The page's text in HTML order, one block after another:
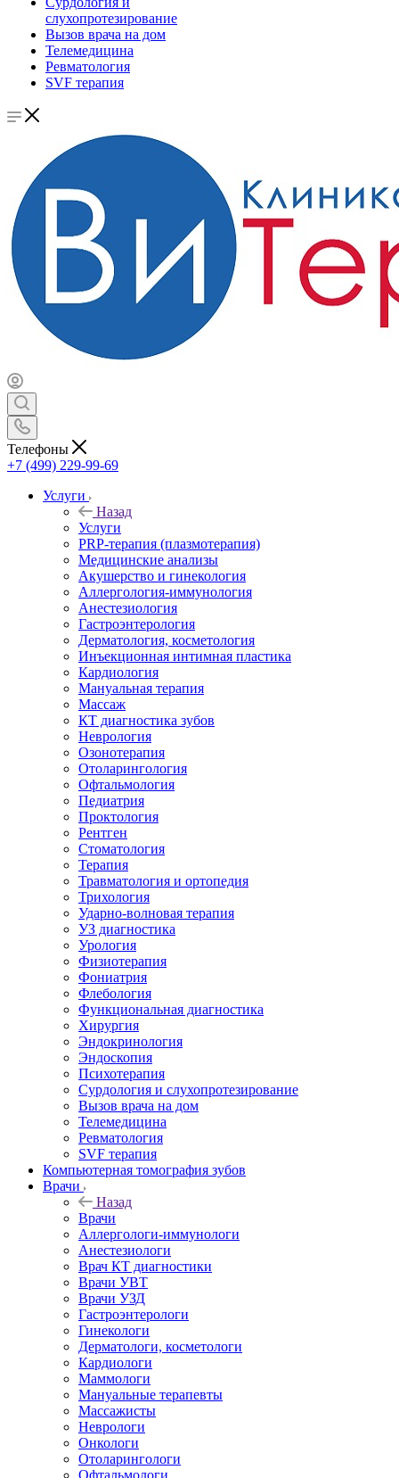
слухопротезирование
Вызов врача на дом
Телемедицина
Ревматология
SVF терапия
Телефоны
+7 (499) 229-99-69
Услуги
Назад
Услуги
PRP-терапия (плазмотерапия)
Медицинские анализы
Акушерство и гинекология
Аллергология-иммунология
Анестезиология
Гастроэнтерология
Дерматология, косметология
Инъекционная интимная пластика
Кардиология
Мануальная терапия
Массаж
КТ диагностика зубов
Неврология
Озонотерапия
Отоларингология
Офтальмология
Педиатрия
Проктология
Рентген
Стоматология
Терапия
Травматология и ортопедия
Трихология
Ударно-волновая терапия
УЗ диагностика
Урология
Физиотерапия
Фониатрия
Флебология
Функциональная диагностика
Хирургия
Эндокринология
Эндоскопия
Психотерапия
Сурдология и слухопротезирование
Вызов врача на дом
Телемедицина
Ревматология
SVF терапия
Компьютерная томография зубов
Врачи
Назад
Врачи
Аллергологи-иммунологи
Анестезиологи
Врач КТ диагностики
Врачи УВТ
Врачи УЗД
Гастроэнтерологи
Гинекологи
Дерматологи, косметологи
Кардиологи
Маммологи
Мануальные терапевты
Массажисты
Неврологи
Онкологи
Отоларингологи
Офтальмологи